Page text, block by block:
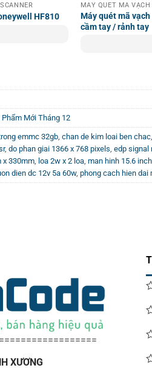
HF810
MÁY QUÉT MÃ
Máy quét mã
cầm tay / rảnh tay
Phẩm Mới Tháng 12
emmc 32gb chan de kim loai ben chac
, do phan giai 1366 x 768 pixels edp signal
x 330mm loa 2w x 2 loa man hinh 15.6
dien dc 12v 5a 60w, phong cach hien dai
XƯƠNG